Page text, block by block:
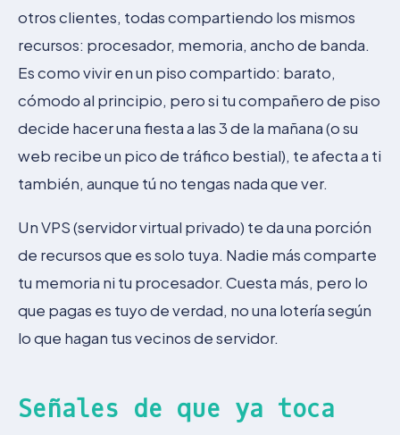
otros clientes, todas compartiendo los mismos
recursos: procesador, memoria, ancho de banda.
Es como vivir en un piso compartido: barato,
cómodo al principio, pero si tu compañero de piso
decide hacer una fiesta a las 3 de la mañana (o su
web recibe un pico de tráfico bestial), te afecta a ti
también, aunque tú no tengas nada que ver.
Un VPS (servidor virtual privado) te da una porción
de recursos que es solo tuya. Nadie más comparte
tu memoria ni tu procesador. Cuesta más, pero lo
que pagas es tuyo de verdad, no una lotería según
lo que hagan tus vecinos de servidor.
Señales de que ya toca